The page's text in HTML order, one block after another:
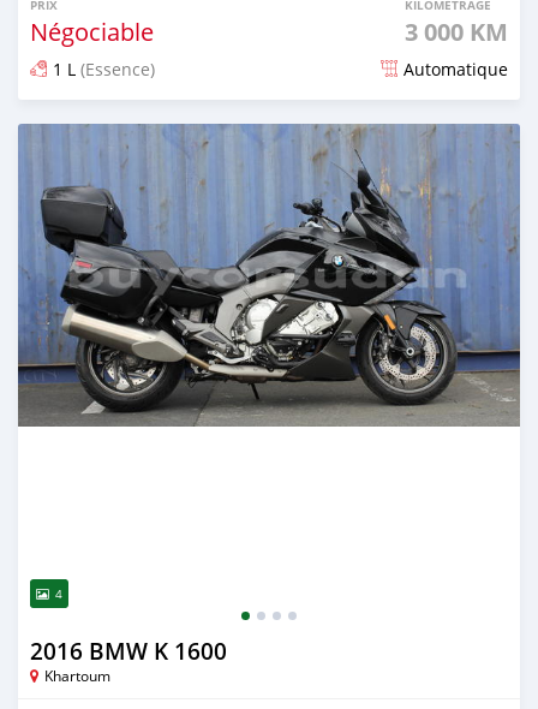
PRIX
Négociable
KILOMÉTRAGE
3 000 KM
1 L (Essence) Automatique
Publié il y a 2 mois
4
2016 BMW K 1600
Khartoum